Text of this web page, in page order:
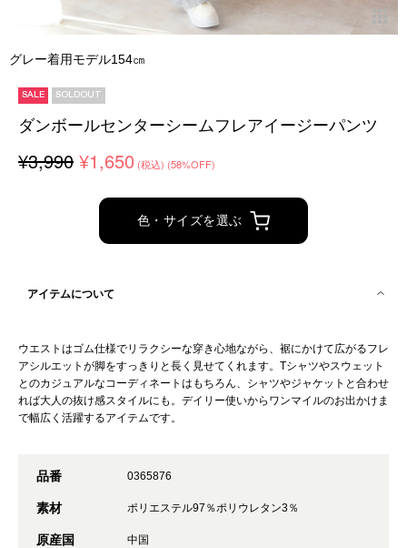
グレー着用モデル154㎝
SALE SOLDOUT
ダンボールセンターシームフレアイージーパンツ
¥3,990 ¥1,650 (税込) (58%OFF)
色・サイズを選ぶ
アイテムについて
ウエストはゴム仕様でリラクシーな穿き心地ながら、裾にかけて広がるフレ
アシルエットが脚をすっきりと長く見せてくれます。Tシャツやスウェット
とのカジュアルなコーディネートはもちろん、シャツやジャケットと合わせ
れば大人の抜け感スタイルにも。デイリー使いからワンマイルのお出かけま
で幅広く活躍するアイテムです。
品番 0365876
素材 ポリエステル97％ポリウレタン3％
原産国 中国